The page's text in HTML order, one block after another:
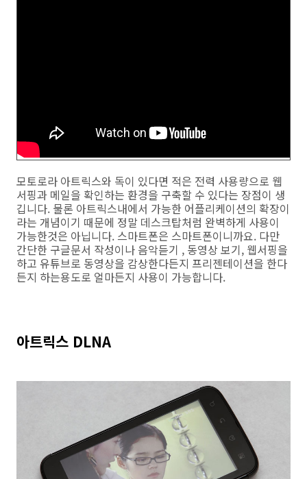
모토로라 아트릭스와 독이 있다면 적은 전력 사용량으로 웹
서핑과 메일을 확인하는 환경을 구축할 수 있다는 장점이 생
깁니다. 물론 아트릭스내에서 가능한 어플리케이션의 확장이
라는 개념이기 때문에 정말 데스크탑처럼 완벽하게 사용이
가능한것은 아닙니다. 스마트폰은 스마트폰이니까요. 다만
간단한 구글문서 작성이나 음악듣기 , 동영상 보기, 웹서핑을
하고 유튜브로 동영상을 감상한다든지 프리젠테이션을 한다
든지 하는용도로 얼마든지 사용이 가능합니다.
아트릭스 DLNA